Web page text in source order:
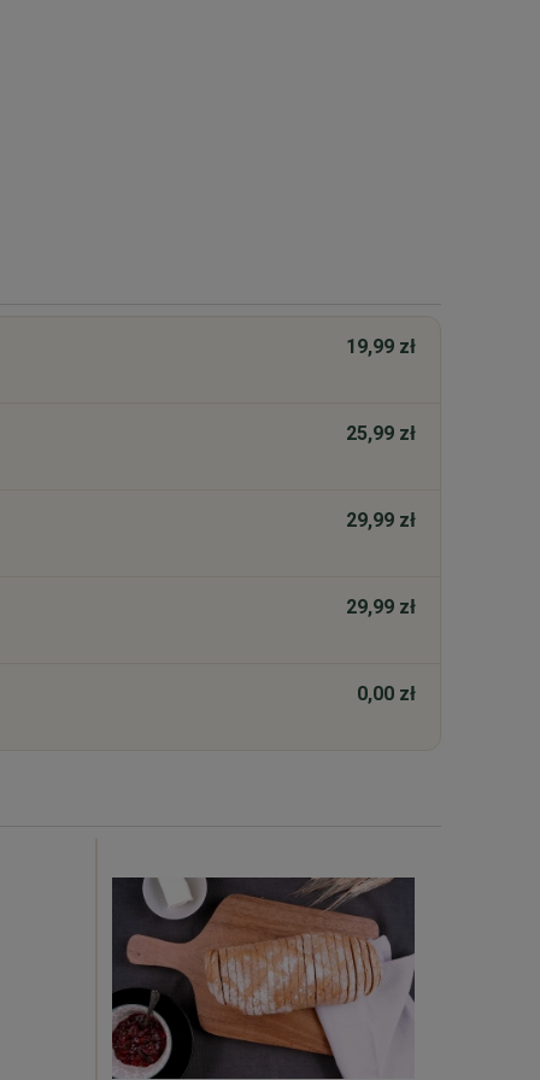
19,99 zł
25,99 zł
29,99 zł
29,99 zł
0,00 zł